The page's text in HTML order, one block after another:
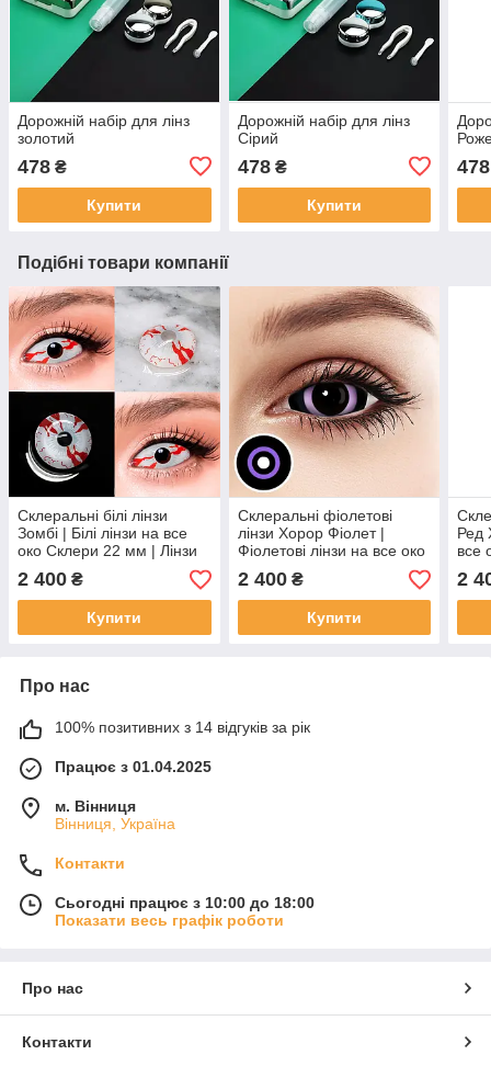
Дорожній набір для лінз
золотий
478 ₴
Купити
Дорожній набір для лінз
Сірий
478₴
Купити
478
Подібні товари компанії
Склеральні білі лінзи
Зомбі | Білі лінзи на все
око Склери 22 мм | Лінзи
білі
2 400 ₴
Купити
Склеральні фіолетові
лінзи Хорор Фіолет |
Фіолетові лінзи на все око
Склери 22 мм | Лінзи
Фіолетові
2 400₴
Купити
Ред
все
2
Про нас
100% позитивних з 14 відгуків за рік
Працює з 01.04.2025
м. Вінниця
Вінниця, Україна
Контакти
Сьогодні працює з 10:00 до 18:00
Показати весь графік роботи
Про нас
Контакти